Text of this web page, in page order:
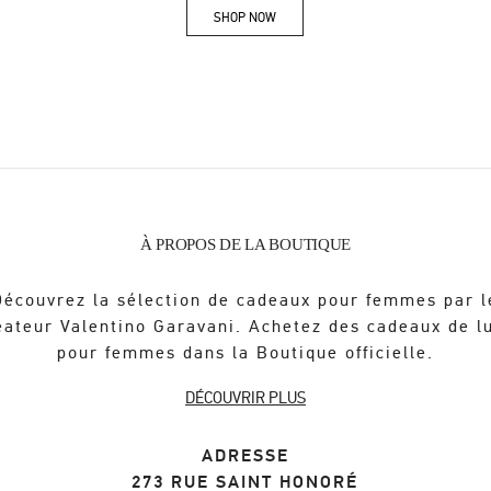
SHOP NOWLink Opens in New Tab
À PROPOS DE LA BOUTIQUE
la sélection de cadeaux pour femmes par
Valentino Garavani. Achetez des cadeaux de
pour femmes dans la Boutique officielle.
DÉCOUVRIR PLUS
ADRESSE
273 RUE SAINT HONORÉ